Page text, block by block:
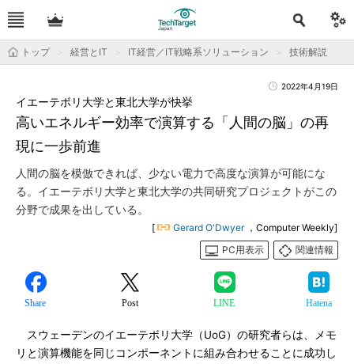
トップ 経営とIT IT経営／IT戦略系ソリューション 技術解説
2022年4月19日
高いエネルギー効率で演算する「人間の脳」の再
現に一歩前進
イエーテボリ大学と東北大学が快挙
人間の脳を模倣できれば、少ない電力で高度な演算が可能にな
る。イエーテボリ大学と東北大学の共同研究プロジェクトがこの
分野で成果を出している。
[ Gerard O'Dwyer ，Computer Weekly]
PC用表示
関連情報
Share Post LINE Hatena
スウェーデンのイエーテボリ大学（UoG）の研究者らは、メモ
リと演算機能を同じコンポーネントに組み合わせることに成功し